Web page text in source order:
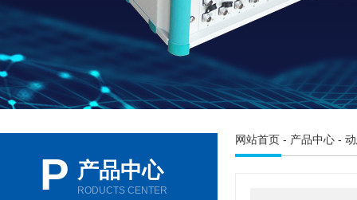
P 产品中心
RODUCTS CENTER
网站首页 - 产品中心 -